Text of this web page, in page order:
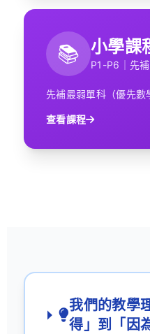
📚 小學課
P1-P6｜先
先補最弱單科（優先數
查看課程
我們的教學
得」到「因